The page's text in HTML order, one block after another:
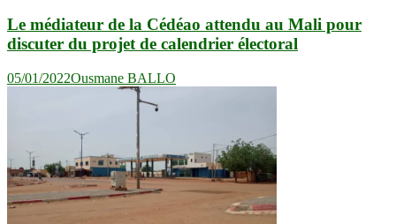
Le médiateur de la Cédéao attendu au Mali pour
discuter du projet de calendrier électoral
05/01/2022Ousmane BALLO